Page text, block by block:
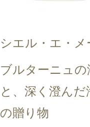
シエル・エ・メ
ブルターニュの
と、深く澄んだ
の贈り物